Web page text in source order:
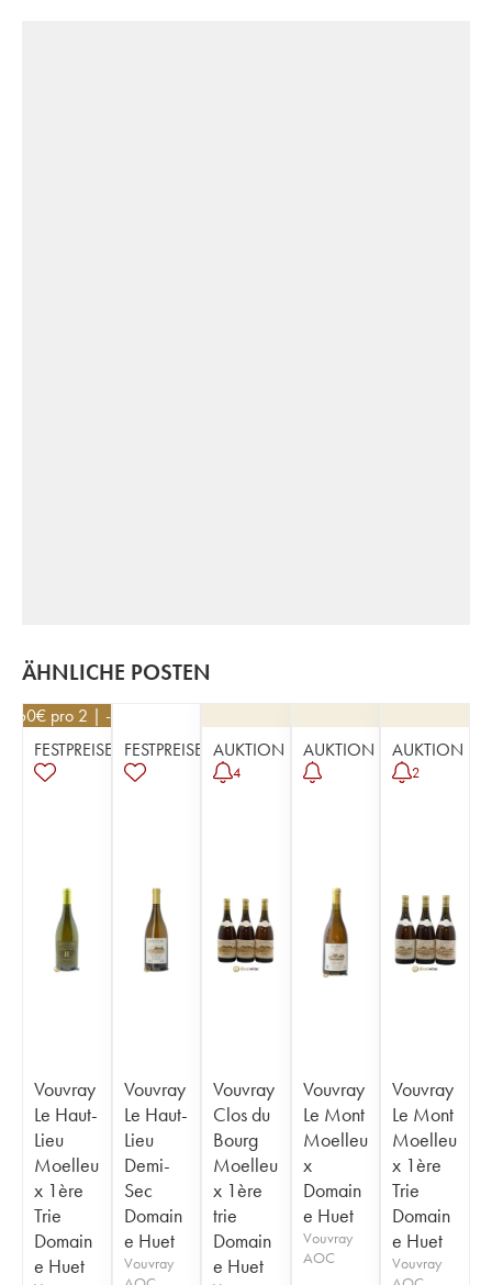
ÄHNLICHE POSTEN
€ pro 2 | -10%
FESTPREISE
Vouvray
Le Haut-
Lieu
Moelleu
x 1ère
Trie
Domain
e Huet
FESTPREISE
Vouvray
Le Haut-
Lieu
Demi-
Sec
Domain
e Huet
Vouvray
AUKTION
4
Vouvray
Clos du
Bourg
Moelleu
x 1ère
trie
Domain
e Huet
AUKTION
Vouvray
Le Mont
Moelleu
x
Domain
e Huet
Vouvray
AOC
AUKTION
2
Vouvray
Le Mont
Moelleu
x 1ère
Trie
Domain
e Huet
Vouvray